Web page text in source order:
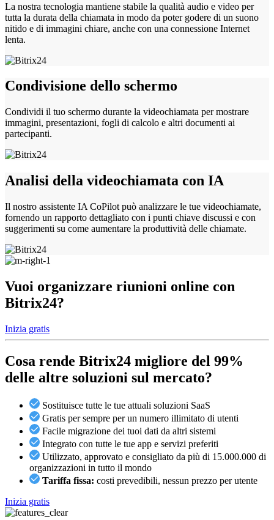
La nostra tecnologia mantiene stabile la qualità audio e video per
tutta la durata della chiamata in modo da poter godere di un suono
nitido e di immagini chiare, anche con una connessione Internet
lenta.
Condivisione dello schermo
Condividi il tuo schermo durante la videochiamata per mostrare
immagini, presentazioni, fogli di calcolo e altri documenti ai
partecipanti.
Analisi della videochiamata con IA
Il nostro assistente IA CoPilot può analizzare le tue videochiamate,
fornendo un rapporto dettagliato con i punti chiave discussi e con
suggerimenti su come aumentare la produttività delle chiamate.
Vuoi organizzare riunioni online con
Bitrix24?
Inizia gratis
Cosa rende Bitrix24 migliore del 99%
delle altre soluzioni sul mercato?
Sostituisce tutte le tue attuali soluzioni SaaS
Gratis per sempre per un numero illimitato di utenti
Facile migrazione dei tuoi dati da altri sistemi
Integrato con tutte le tue app e servizi preferiti
Utilizzato, approvato e consigliato da più di 15.000.000 di
organizzazioni in tutto il mondo
Tariffa fissa: costi prevedibili, nessun prezzo per utente
Inizia gratis